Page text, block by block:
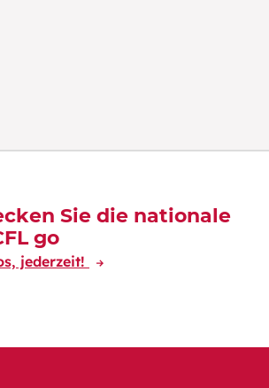
Sie die nationale
go
jederzeit!